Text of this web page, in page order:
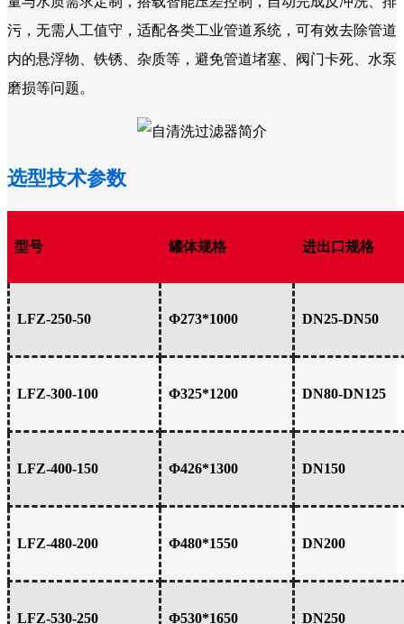
污，无需人工值守，适配各类工业管道系统，可有效去除管道
内的悬浮物、铁锈、杂质等，避免管道堵塞、阀门卡死、水泵
磨损等问题。
选型技术参数
型号 罐体规格 进出口规格
LFZ-250-50 Φ273*1000 DN25-DN50
LFZ-300-100 Φ325*1200 DN80-DN125
LFZ-400-150 Φ426*1300 DN150
LFZ-480-200 Φ480*1550 DN200
LFZ-530-250 Φ530*1650 DN250